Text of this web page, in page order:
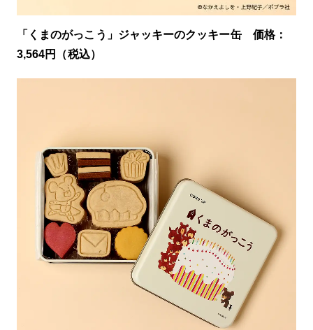
「くまのがっこう」ジャッキーのクッキー缶 価格：
3,564円（税込）